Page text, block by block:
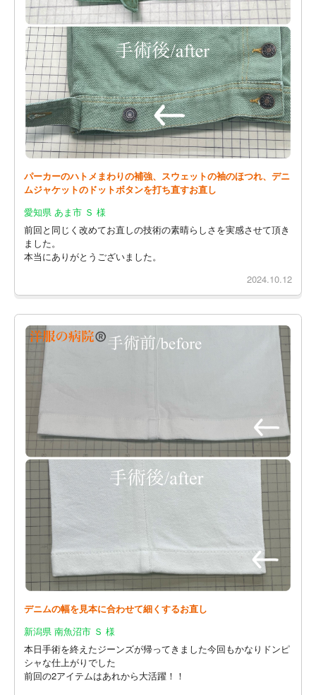
パーカーのハトメまわりの補強、スウェットの袖のほつれ、デニ
ムジャケットのドットボタンを打ち直すお直し
愛知県 あま市 Ｓ 様
前回と同じく改めてお直しの技術の素晴らしさを実感させて頂き
ました。
本当にありがとうございました。
2024.10.12
デニムの幅を見本に合わせて細くするお直し
新潟県 南魚沼市 Ｓ 様
本日手術を終えたジーンズが帰ってきました今回もかなりドンピ
シャな仕上がりでした
前回の2アイテムはあれから大活躍！！